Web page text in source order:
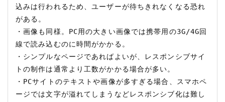
込みは行われるため、ユーザーが待ちきれなくなる恐れ
がある。
・画像も同様。PC用の大きい画像では携帯用の3G/4G回
線で読み込むのに時間がかかる。
・シンプルなページであればよいが、レスポンシブサイ
トの制作は通常より工数がかかる場合が多い。
・PCサイトのテキストや画像が多すぎる場合、スマホペ
ージでは文字が溢れてしまうなどレスポンシブ化は難し